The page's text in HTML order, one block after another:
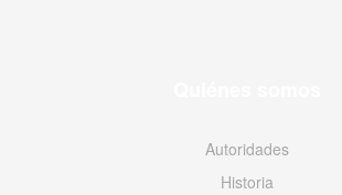
Autoridades
Historia